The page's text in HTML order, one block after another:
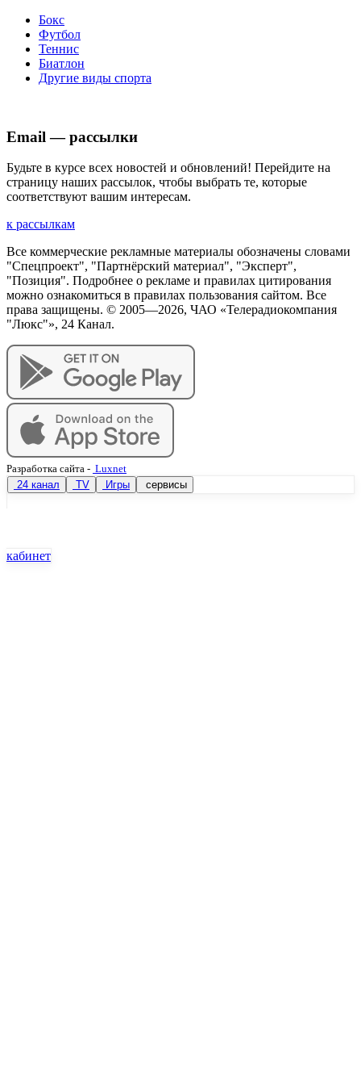
Бокс
Футбол
Теннис
Биатлон
Другие виды спорта
Email — рассылки
Будьте в курсе всех новостей и обновлений! Перейдите на
страницу наших рассылок, чтобы выбрать те, которые
соответствуют вашим интересам.
к рассылкам
Все коммерческие рекламные материалы обозначены словами
"Спецпроект", "Партнёрский материал", "Эксперт",
"Позиция". Подробнее о рекламе и правилах цитирования
можно ознакомиться в правилах пользования сайтом. Все
права защищены. © 2005—2026, ЧАО «Телерадиокомпания
"Люкс"», 24 Канал.
Разработка сайта - Luxnet
24 канал
TV Игры сервисы
кабинет